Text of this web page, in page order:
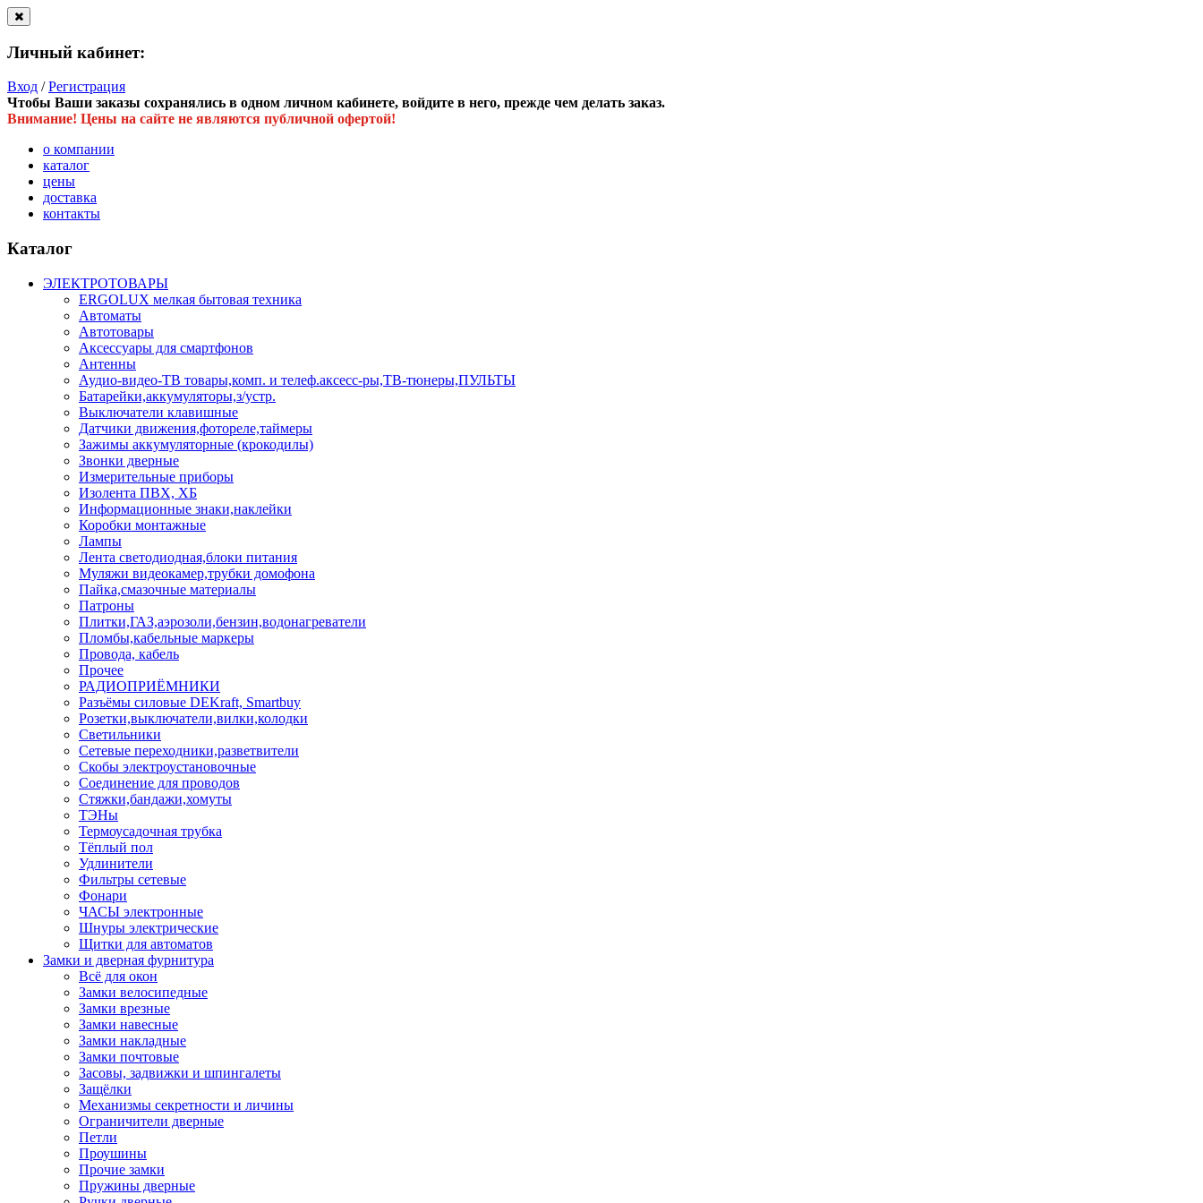
Личный кабинет:
Вход /Регистрация
Чтобы Ваши заказы сохранялись в одном личном кабинете, войдите в него, прежде чем делать заказ.
Внимание! Цены на сайте не являются публичной офертой!
о компании
каталог
цены
доставка
контакты
Каталог
ЭЛЕКТРОТОВАРЫ
ERGOLUX мелкая бытовая техника
Автоматы
Автотовары
Аксессуары для смартфонов
Антенны
Аудио-видео-ТВ товары,комп. и телеф.аксесс-ры,ТВ-тюнеры,ПУЛЬТЫ
Батарейки,аккумуляторы,з/устр.
Выключатели клавишные
Датчики движения,фотореле,таймеры
Зажимы аккумуляторные (крокодилы)
Звонки дверные
Измерительные приборы
Изолента ПВХ, ХБ
Информационные знаки,наклейки
Коробки монтажные
Лампы
Лента светодиодная,блоки питания
Муляжи видеокамер,трубки домофона
Пайка,смазочные материалы
Патроны
Плитки,ГАЗ,аэрозоли,бензин,водонагреватели
Пломбы,кабельные маркеры
Провода, кабель
Прочее
РАДИОПРИЁМНИКИ
Разъёмы силовые DEKraft, Smartbuy
Розетки,выключатели,вилки,колодки
Светильники
Сетевые переходники,разветвители
Скобы электроустановочные
Соединение для проводов
Стяжки,бандажи,хомуты
ТЭНы
Термоусадочная трубка
Тёплый пол
Удлинители
Фильтры сетевые
Фонари
ЧАСЫ электронные
Шнуры электрические
Щитки для автоматов
Замки и дверная фурнитура
Всё для окон
Замки велосипедные
Замки врезные
Замки навесные
Замки накладные
Замки почтовые
Засовы, задвижки и шпингалеты
Защёлки
Механизмы секретности и личины
Ограничители дверные
Петли
Проушины
Прочие замки
Пружины дверные